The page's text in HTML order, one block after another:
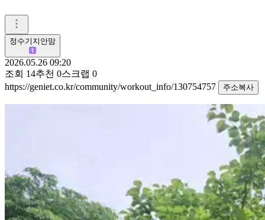
정수기지안맘
2026.05.26 09:20
조회 14추천 0스크랩 0
https://geniet.co.kr/community/workout_info/130754757
주소복사